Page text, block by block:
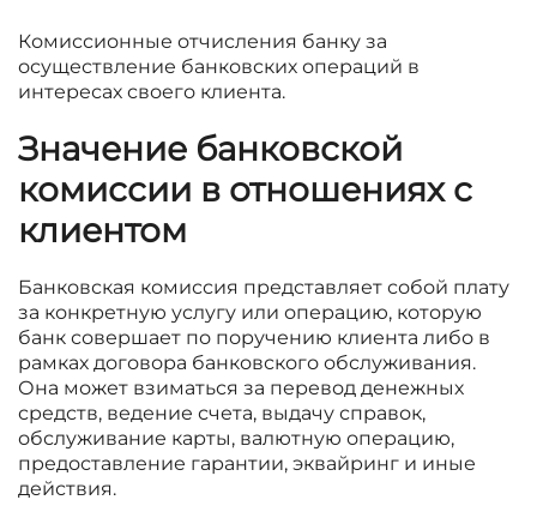
Комиссионные отчисления банку за
осуществление банковских операций в
интересах своего клиента.
Значение банковской
комиссии в отношениях с
клиентом
Банковская комиссия представляет собой плату
за конкретную услугу или операцию, которую
банк совершает по поручению клиента либо в
рамках договора банковского обслуживания.
Она может взиматься за перевод денежных
средств, ведение счета, выдачу справок,
обслуживание карты, валютную операцию,
предоставление гарантии, эквайринг и иные
действия.